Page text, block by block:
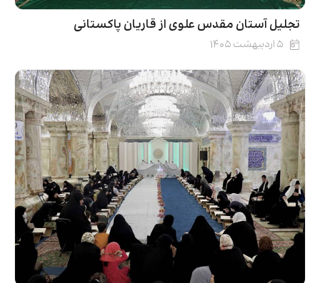
تجلیل آستان مقدس علوی از قاریان پاکستانی
۵ اردیبهشت ۱۴۰۵